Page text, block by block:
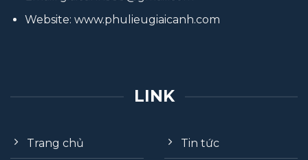
Website: www.phulieugiaicanh.com
LINK
Trang chủ Tin tức